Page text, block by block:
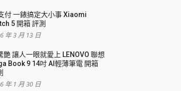
付 一錶搞定大小事 Xiaomi
5 開箱 評測
年 3 月 13 日
艷 讓人一眼就愛上 LENOVO 聯想
Book 9 14吋 AI輕薄筆電 開箱
年 1 月 30 日